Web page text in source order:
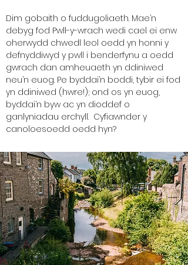
Dim gobaith o fuddugoliaeth. Mae’n
debyg fod Pwll-y-wrach wedi cael ei enw
oherwydd chwedl leol oedd yn honni y
defnyddiwyd y pwll i benderfynu a oedd
gwrach dan amheuaeth yn ddiniwed
neu’n euog. Pe byddai’n boddi, tybir ei fod
yn ddiniwed (hwre!); ond os yn euog,
byddai’n byw ac yn dioddef o
ganlyniadau erchyll. Cyfiawnder y
canoloesoedd oedd hyn?